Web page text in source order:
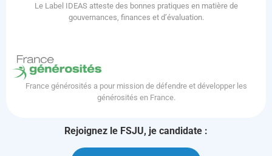
Le Label IDEAS atteste des bonnes pratiques en matière de
gouvernances, finances et d’évaluation.
France générosités a pour mission de défendre et développer les
générosités en France.
Rejoignez le FSJU, je candidate :